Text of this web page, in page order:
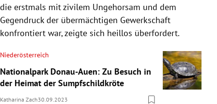
die erstmals mit zivilem Ungehorsam und dem
Gegendruck der übermächtigen Gewerkschaft
konfrontiert war, zeigte sich heillos überfordert.
Niederösterreich
Nationalpark Donau-Auen: Zu Besuch in
der Heimat der Sumpfschildkröte
Katharina Zach30.09.2023